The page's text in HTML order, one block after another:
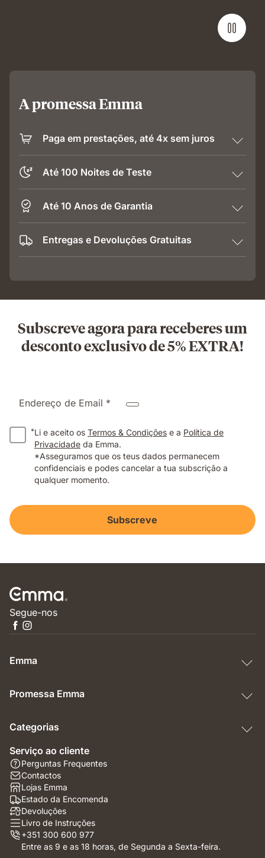
A promessa Emma
Paga em prestações, até 4x sem juros
Até 100 Noites de Teste
Até 10 Anos de Garantia
Entregas e Devoluções Gratuitas
Subscreve agora para receberes um
desconto exclusivo de 5% EXTRA!
Endereço de Email *
*Li e aceito os Termos & Condições e a Política de
Privacidade da Emma.
*Asseguramos que os teus dados permanecem
confidenciais e podes cancelar a tua subscrição a
qualquer momento.
Subscreve
Segue-nos
Emma
Promessa Emma
Categorias
Serviço ao cliente
Perguntas Frequentes
Contactos
Lojas Emma
Estado da Encomenda
Devoluções
Livro de Instruções
+351 300 600 977
Entre as 9 e as 18 horas, de Segunda a Sexta-feira.